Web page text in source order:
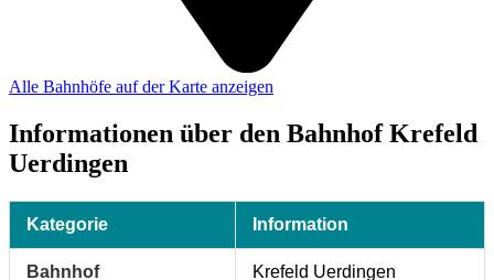
Alle Bahnhöfe auf der Karte anzeigen
Informationen über den Bahnhof Krefeld
Uerdingen
Kategorie Information
Bahnhof Krefeld Uerdingen